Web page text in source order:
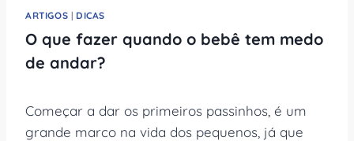
ARTIGOS | DICAS
O que fazer quando o bebê tem medo
de andar?
Começar a dar os primeiros passinhos, é um
grande marco na vida dos pequenos, já que